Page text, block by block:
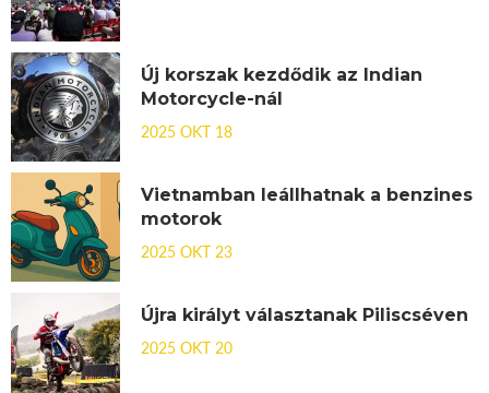
Új korszak kezdődik az Indian
Motorcycle-nál
2025 OKT 18
Vietnamban leállhatnak a benzines
motorok
2025 OKT 23
Újra királyt választanak Piliscséven
2025 OKT 20